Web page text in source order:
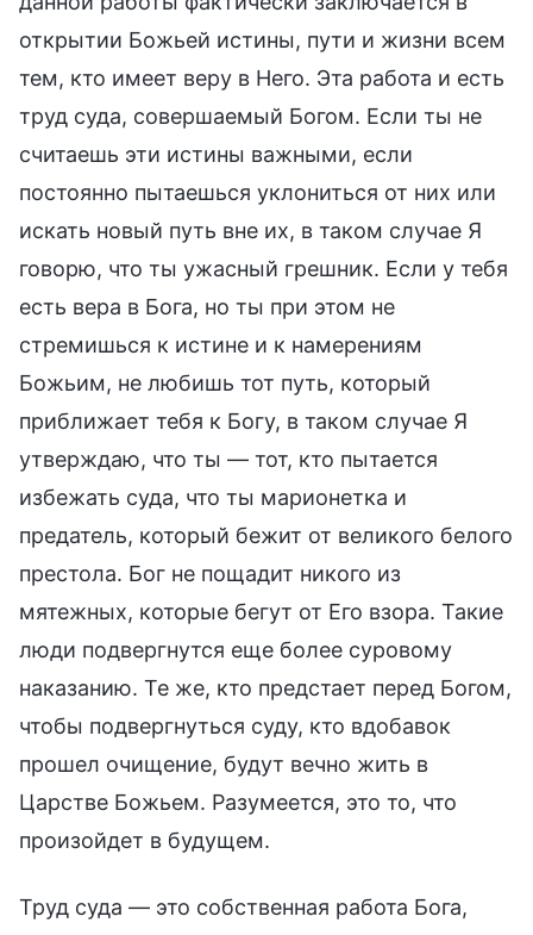
открытии Божьей истины, пути и жизни всем
тем, кто имеет веру в Него. Эта работа и есть
труд суда, совершаемый Богом. Если ты не
считаешь эти истины важными, если
постоянно пытаешься уклониться от них или
искать новый путь вне их, в таком случае Я
говорю, что ты ужасный грешник. Если у тебя
есть вера в Бога, но ты при этом не
стремишься к истине и к намерениям
Божьим, не любишь тот путь, который
приближает тебя к Богу, в таком случае Я
утверждаю, что ты — тот, кто пытается
избежать суда, что ты марионетка и
предатель, который бежит от великого белого
престола. Бог не пощадит никого из
мятежных, которые бегут от Его взора. Такие
люди подвергнутся еще более суровому
наказанию. Те же, кто предстает перед Богом,
чтобы подвергнуться суду, кто вдобавок
прошел очищение, будут вечно жить в
Царстве Божьем. Разумеется, это то, что
произойдет в будущем.
Труд суда — это собственная работа Бога,